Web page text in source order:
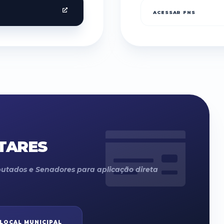
ACESSAR FNS
e Senadores para aplicação direta
MUNICIPAL